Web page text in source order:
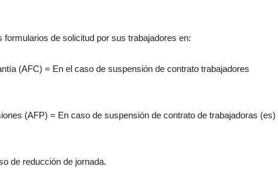
formularios de solicitud por sus trabajadores en:
(AFC) = En el caso de suspensión de contrato trabajadores
(AFP) = En caso de suspensión de contrato de trabajadoras (es)
de reducción de jornada.